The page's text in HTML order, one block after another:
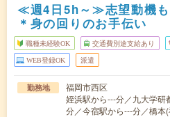
≪週4日5h～≫志望動機も
＊身の回りのお手伝い
職種未経験OK 交通費別途支給あり
WEB登録OK 派遣
勤務地
福岡市西区
姪浜駅から---分／九大学
分／今宿駅から---分／橋本